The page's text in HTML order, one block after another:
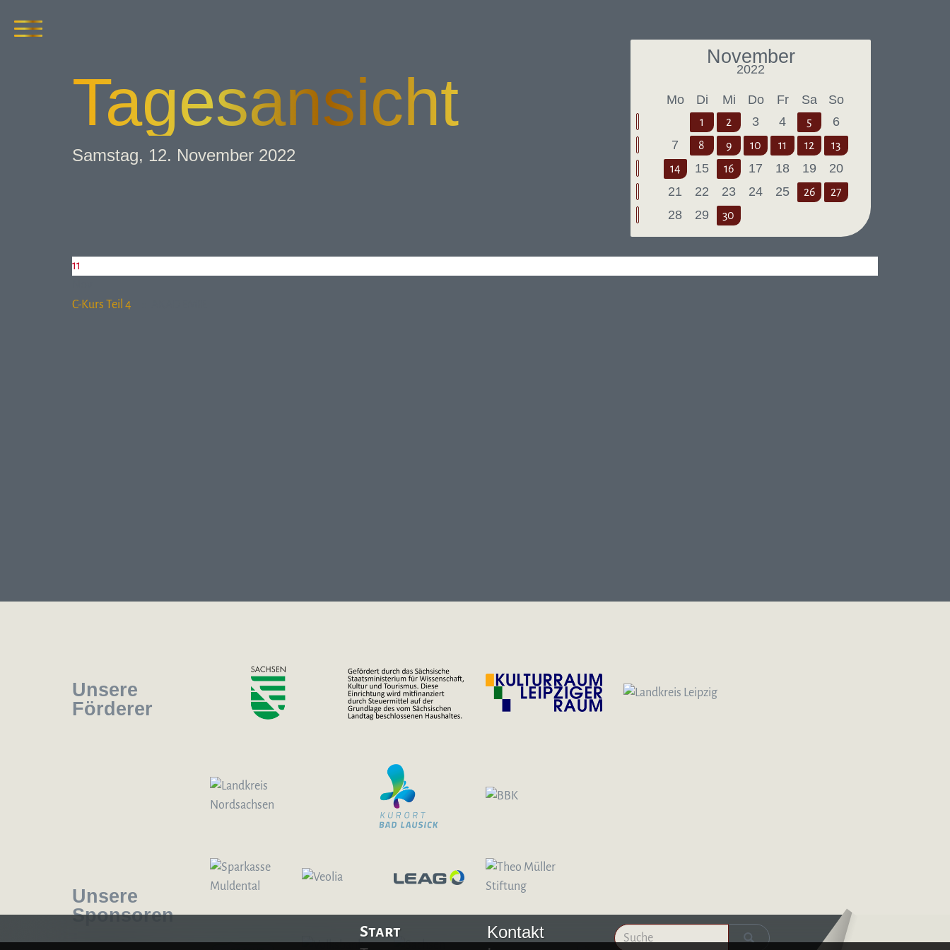
Start
Kontakt
Logo – Deutsche Bläserakademie
Tages­ansicht
Samstag, 12. November 2022
November
2022
Mo Di Mi Do Fr Sa So
1 2 3 4 5
6
7
8 9 10 11 12
13
14
15 16 17 18 19
20
21
22 23 24 25 26 27
28 29 30
11
C-Kurs Teil 4
Unsere
Förderer
Unsere
Sponsoren